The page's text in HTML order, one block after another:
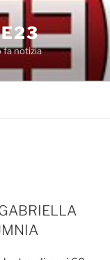
fa notizia